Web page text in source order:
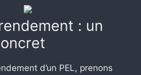
: un
d’un PEL, prenons